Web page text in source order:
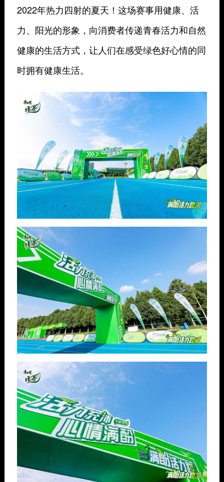
2022年热力四射的夏天！这场赛事用健康、活
力、阳光的形象，向消费者传递青春活力和自然
健康的生活方式，让人们在感受绿色好心情的同
时拥有健康生活。